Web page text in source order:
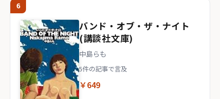
6
バンド・オブ・ザ・ナイト
(講談社文庫)
中島らも
5件の記事で言及
￥649